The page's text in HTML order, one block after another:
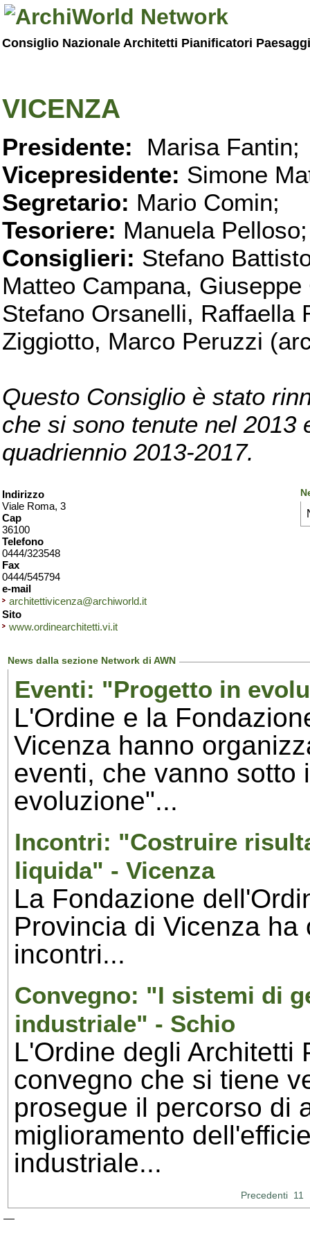
Consiglio Nazionale Architetti Pianificatori
VICENZA
Presidente:
Marisa Fantin;
Vicepresidente: Simone
Segretario: Mario Comin;
Tesoriere: Manuela Pelloso;
Consiglieri: Stefano
Matteo Campana,
Stefano Orsanelli, Raffaella
Ziggiotto, Marco Peruzzi
Questo Consiglio è stato
che si sono tenute nel 2013
quadriennio 2013-2017.
Indirizzo
Viale Roma, 3
Cap
36100
Telefono
0444/323548
Fax
0444/545794
e-mail
architettivicenza@archiworld.it
Sito
www.ordinearchitetti.vi.it
News dalla sezione Network di AWN
Eventi: "Progetto in
L'Ordine e la
Vicenza hanno
eventi, che vanno sotto
evoluzione"...
Incontri: "Costruire
liquida" - Vicenza
La Fondazione
Provincia di Vicenza
incontri...
Convegno: "I sistemi di
industriale" - Schio
L'Ordine degli Architetti
convegno che si tiene
prosegue il percorso di
miglioramento
industriale...
Precedenti 11